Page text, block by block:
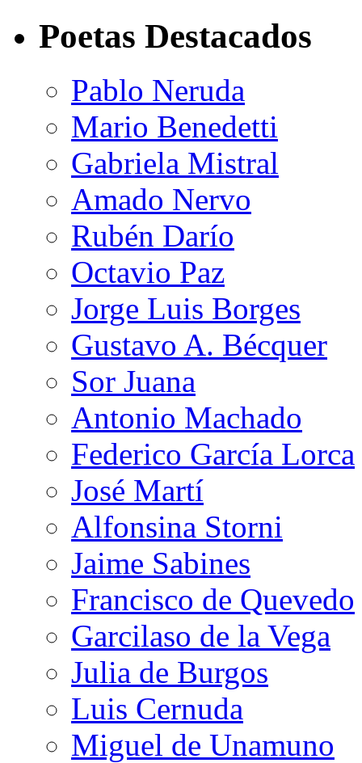
Poetas Destacados
Pablo Neruda
Mario Benedetti
Gabriela Mistral
Amado Nervo
Rubén Darío
Octavio Paz
Jorge Luis Borges
Gustavo A. Bécquer
Sor Juana
Antonio Machado
Federico García Lorca
José Martí
Alfonsina Storni
Jaime Sabines
Francisco de Quevedo
Garcilaso de la Vega
Julia de Burgos
Luis Cernuda
Miguel de Unamuno